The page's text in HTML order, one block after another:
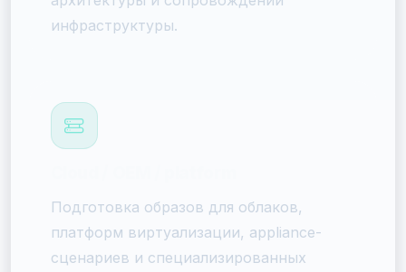
инфраструктуры.
Подготовка образов для облаков,
платформ виртуализации, appliance-
сценариев и специализированных